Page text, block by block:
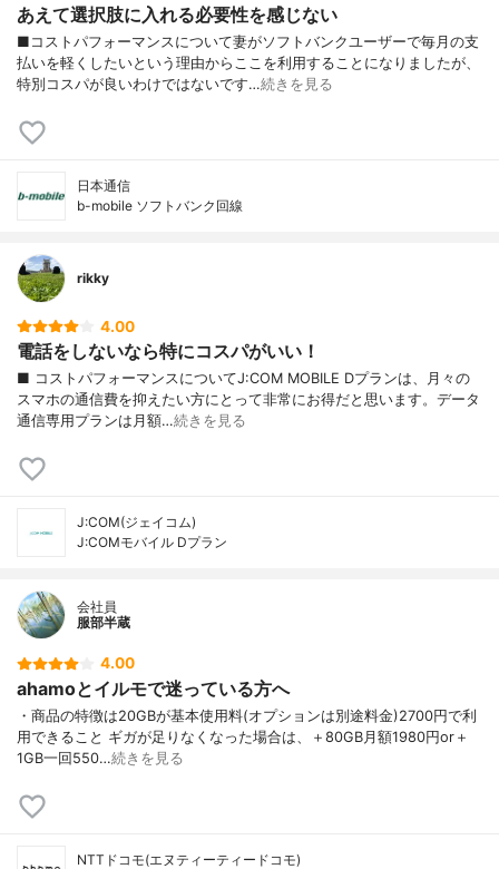
あえて選択肢に入れる必要性を感じない
■コストパフォーマンスについて妻がソフトバンクユーザーで毎月の支
払いを軽くしたいという理由からここを利用することになりましたが、
特別コスパが良いわけではないです…続きを見る
日本通信
b-mobile ソフトバンク回線
rikky
4.00
電話をしないなら特にコスパがいい！
■ コストパフォーマンスについてJ:COM MOBILE Dプランは、月々の
スマホの通信費を抑えたい方にとって非常にお得だと思います。データ
通信専用プランは月額…続きを見る
J:COM(ジェイコム)
J:COMモバイル Dプラン
会社員
服部半蔵
4.00
ahamoとイルモで迷っている方へ
・商品の特徴は20GBが基本使用料(オプションは別途料金)2700円で利
用できること ギガが足りなくなった場合は、＋80GB月額1980円or＋
1GB一回550…続きを見る
NTTドコモ(エヌティーティードコモ)